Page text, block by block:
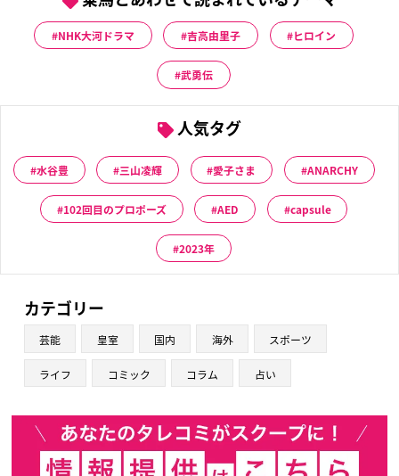
NHK大河ドラマ 吉高由里子 ヒロイン
武勇伝
人気タグ
水谷豊 三山凌輝 愛子さま ANARCHY
102回目のプロポーズ AED capsule
2023年
カテゴリー
芸能 皇室 国内 海外 スポーツ
ライフ コミック コラム 占い